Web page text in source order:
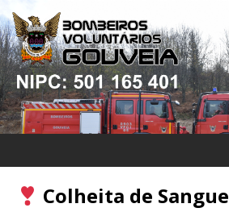
Colheita de Sangue